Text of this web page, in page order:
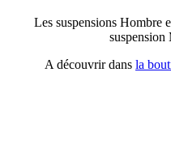
Les suspensions Hombre
A découvrir dans la